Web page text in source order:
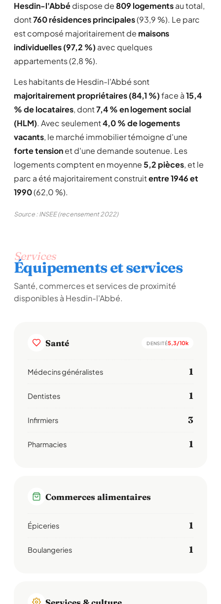
Hesdin-l'Abbédispose de809 logementsau total,
dont760 résidences principales(93,9 %). Le parc
est composé majoritairement de maisons
individuelles (97,2 %) avec quelques
appartements (2,8 %).
Les habitants de Hesdin-l'Abbé sont
majoritairement propriétaires (84,1 %)face à15,4
% de locataires, dont7,4 % en logement social
(HLM). Avec seulement4,0 % de logements
vacants, le marché immobilier témoigne d'une
forte tensionet d'une demande soutenue. Les
logements comptent en moyenne5,2 pièces, et le
parc a été majoritairement construitentre 1946 et
1990(62,0 %).
Source : INSEE (recensement 2022)
Services
Équipements et services
Santé, commerces et services de proximité
disponibles à Hesdin-l'Abbé.
Santé DENSITÉ5,3/10k
Médecins généralistes 1
Dentistes 1
Infirmiers 3
Pharmacies 1
Commerces alimentaires
Épiceries 1
Boulangeries 1